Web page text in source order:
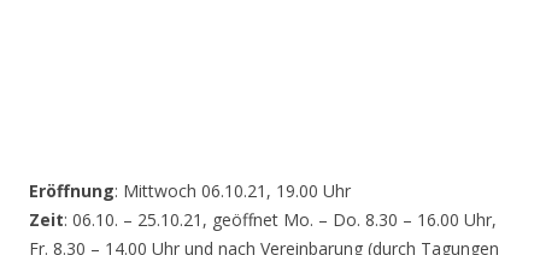
Eröffnung: Mittwoch 06.10.21, 19.00 Uhr
Zeit: 06.10. – 25.10.21, geöffnet Mo. – Do. 8.30 – 16.00 Uhr,
Fr. 8.30 – 14.00 Uhr und nach Vereinbarung (durch Tagungen